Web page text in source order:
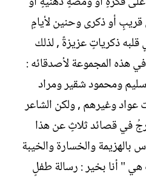
أو ذكرى وحنين لأيامٍ
ذكرياتٍ عزيزةً , لذلك
هذه المجموعة لأصدقائه :
ومحمود شقير ومراد
وغيرهم , ولكن الشاعر
في قصائد ثلاثٍ عن هذا
بالهزيمة والخسارة والخيبة
هي " أنا بخير : رسالة طفلٍ